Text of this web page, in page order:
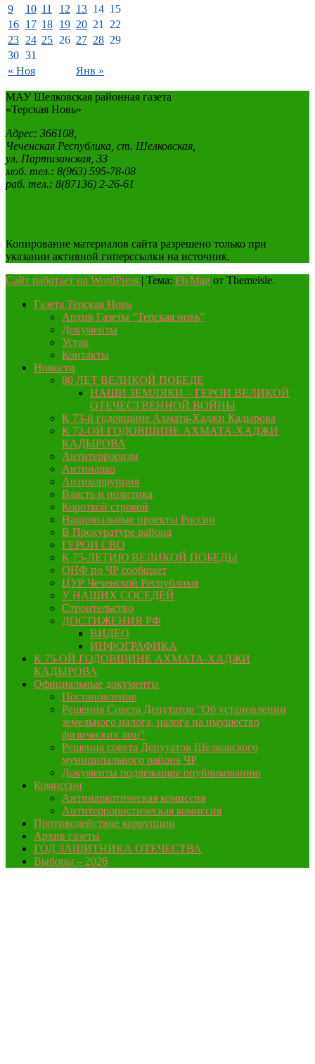
« Ноя Янв »
9
10 11 12 13 14 15
16 17 18 19 20 21
22
23 24 25 26 27 28 29
30 31
МАУ Шелковская районная газета
«Терская Новь»
Адрес: 366108,
Чеченская Республика, ст. Шелковская,
ул. Партизанская, 33
моб. тел.: 8(963) 595-78-08
раб. тел.: 8(87136) 2-26-61
Копирование материалов сайта разрешено только при
указании активной гиперссылки на источник.
Сайт работает на WordPress | Тема: FlyMag от Themeisle.
Газета Терская Новь
Архив Газеты “Терская новь”
Документы
Устав
Контакты
Новости
80 ЛЕТ ВЕЛИКОЙ ПОБЕДЕ
НАШИ ЗЕМЛЯКИ – ГЕРОИ ВЕЛИКОЙ
ОТЕЧЕСТВЕННОЙ ВОЙНЫ
К 73-й годовщине Ахмата-Хаджи Кадырова
К 72-ОЙ ГОДОВЩИНЕ АХМАТА-ХАДЖИ
КАДЫРОВА
Антитерроризм
Антинарко
Антикоррупция
Власть и политика
Короткой строкой
Национальные проекты России
В Прокуратуре района
ГЕРОИ СВО
К 75-ЛЕТИЮ ВЕЛИКОЙ ПОБЕДЫ
ОНФ по ЧР сообщает
ЦУР Чеченской Республики
У НАШИХ СОСЕДЕЙ
Строительство
ДОСТИЖЕНИЯ РФ
ВИДЕО
ИНФОГРАФИКА
К 75-ОЙ ГОДОВЩИНЕ АХМАТА-ХАДЖИ
КАДЫРОВА
Официальные документы
Постановление
Решения Совета Депутатов “Об установлении
земельного налога, налога на имущество
физических лиц”
Решения совета Депутатов Шелковского
муниципального района ЧР
Документы подлежащие опубликованию
Комиссии
Антинаркотическая комиссия
Антитеррористическая комиссия
Противодействие коррупции
Архив газеты
ГОД ЗАЩИТНИКА ОТЕЧЕСТВА
Выборы – 2026